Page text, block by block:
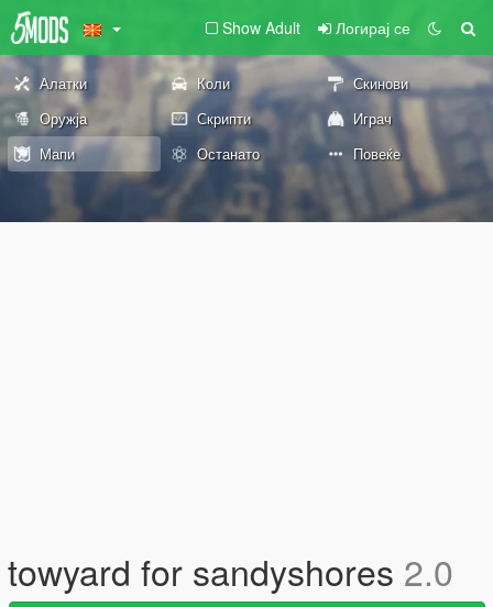
Show Adult Логирај се
Алатки Коли
Скинови
Оружја
Скрипти
Играч
Мапи
Останато Повеќе
towyard for sandyshores 2.0